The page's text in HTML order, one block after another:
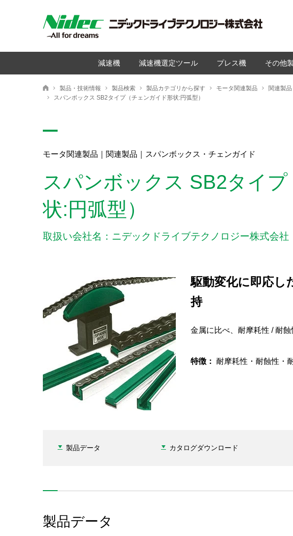
減速機 減速機選定ツール プレス機 その他
ニデックドライブテクノロジー株式会社
製品・技術情報 製品検索 製品カテゴリから探す モータ関連製品 関連製品
スパンボックス SB2タイプ（チェンガイド形状:円弧型）
モータ関連製品｜関連製品｜スパンボックス・チェンガイド
スパンボックス SB2タイ
状:円弧型）
取扱い会社名：ニデックドライブテクノロジー株式会社
駆動変化に即応し
持
金属に比べ、耐摩耗性 / 耐
特徴： 耐摩耗性・耐蝕性・
製品データ カタログダウンロード
製品データ